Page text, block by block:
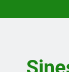
to